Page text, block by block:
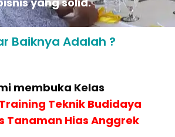
Baiknya Adalah ?
membuka Kelas
Training Teknik Budidaya
Tanaman Hias Anggrek